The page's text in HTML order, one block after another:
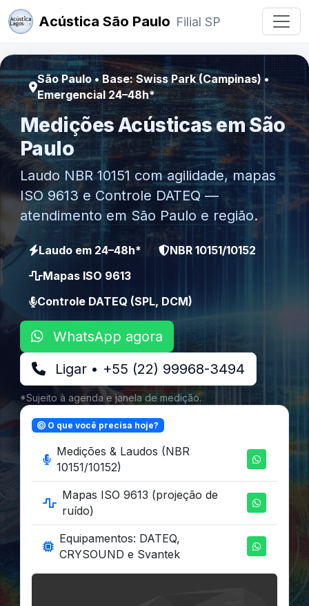
Acústica São Paulo Filial SP
São Paulo • Base: Swiss Park (Campinas) •
Emergencial 24–48h*
Medições Acústicas em São
Paulo
Laudo NBR 10151 com agilidade, mapas
ISO 9613 e Controle DATEQ —
atendimento em São Paulo e região.
Laudo em 24–48h*
NBR 10151/10152
Mapas ISO 9613
Controle DATEQ (SPL, DCM)
WhatsApp agora
Ligar • +55 (22) 99968-3494
*Sujeito à agenda e janela de medição.
O que você precisa hoje?
Medições & Laudos (NBR
10151/10152)
Mapas ISO 9613 (projeção de
ruído)
Equipamentos: DATEQ,
CRYSOUND e Svantek